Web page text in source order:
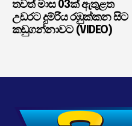
තවත් මාස 03ක් ඇතුළත
උඩරට දුම්රිය රඹුක්කන සිට
කඩුගන්නාවට (VIDEO)